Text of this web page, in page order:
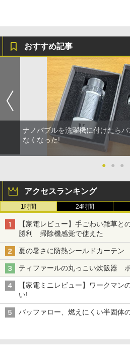
おすすめ記事
ナノバブルを洗濯機に付けたら
なくなった!
● ● ●
アクセスランキング
1時間 24時間
【家電レビュー】手ごわい雑草と
勝利 掃除機感覚で使えた
夏の暑さに防熱シールドカーテ
ティファールの丸っこい炊飯器
【家電ミニレビュー】ワークマン
い!
バッファロー、燃えにくい半固体